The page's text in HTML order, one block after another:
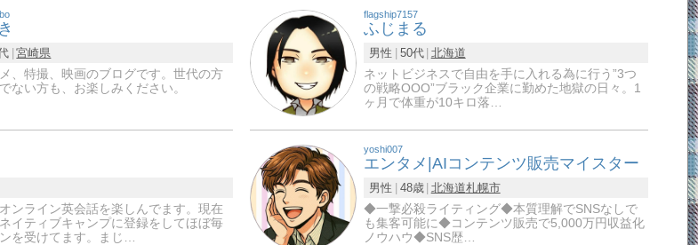
宮崎県
、特撮、映画のブログです。世代の方
ない方も、お楽しみください。
flagship7157
ふじまる
男性 50代 北海道
ネットビジネスで自由を手に入れる為に行う”3つ
の戦略OOO”ブラック企業に勤めた地獄の日々。1
ヶ月で体重が10キロ落…
ンライン英会話を楽しんでます。現在
イティブキャンプに登録をしてほぼ毎
を受けてます。まじ…
yoshi007
エンタメ|AIコンテンツ販売マイスター
男性 48歳 北海道札幌市
◆一撃必殺ライティング◆本質理解でSNSなしで
も集客可能に◆コンテンツ販売で5,000万円収益化
ノウハウ◆SNS歴…